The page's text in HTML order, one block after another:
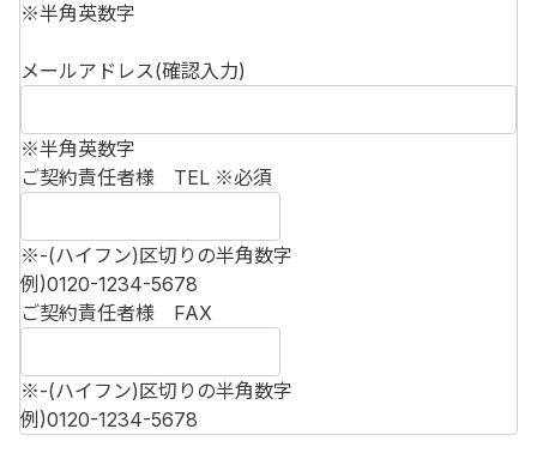
※半角英数字
メールアドレス(確認入力)
※半角英数字
ご契約責任者様 TEL ※必須
※-(ハイフン)区切りの半角数字
例)0120-1234-5678
ご契約責任者様 FAX
※-(ハイフン)区切りの半角数字
例)0120-1234-5678